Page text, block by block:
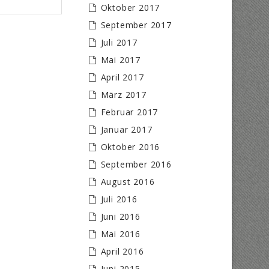
Oktober 2017
September 2017
Juli 2017
Mai 2017
April 2017
März 2017
Februar 2017
Januar 2017
Oktober 2016
September 2016
August 2016
Juli 2016
Juni 2016
Mai 2016
April 2016